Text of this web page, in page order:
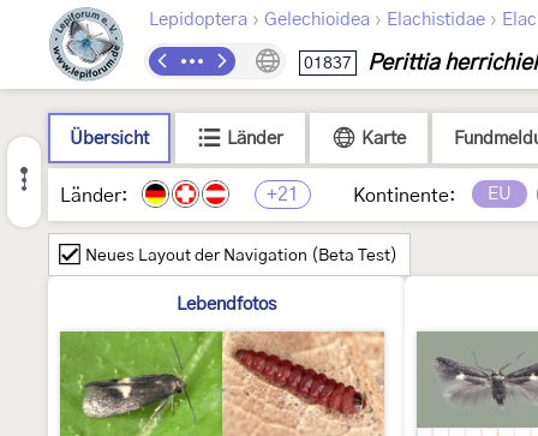
Lepidoptera › Gelechioidea › Elachistidae ›
01837 Perittia
Übersicht Länder Karte
Länder: +21 Kontinente: EU
Neues Layout der Navigation (Beta Test)
Lebendfotos